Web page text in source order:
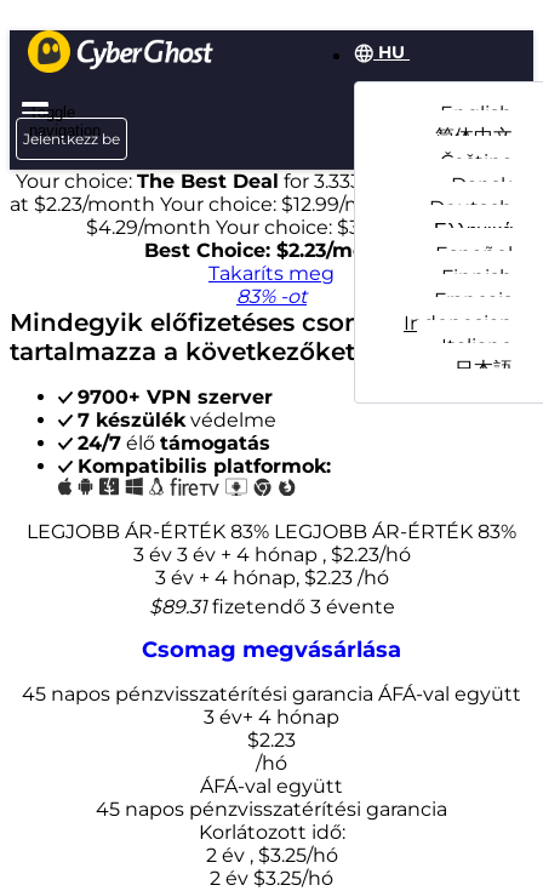
HU
English
简体中文
Čeština
Dansk
Deutsch
Ελληνικά
Español
Finnish
Français
Indonesian
Italiano
日本語
Toggle
navigation
Jelentkezz be
Your choice: The Best Deal for 3.3333333333333-years
at $2.23/month Your choice: $12.99/month
Your choice:
$4.29/month Your choice: $3.25
/month
Best Choice: $2.23/month
Takaríts meg
83% -ot
Mindegyik előfizetéses csomag
tartalmazza a következőket:
9700+ VPN szerver
7 készülék védelme
24/7 élőtámogatás
Kompatibilis platformok:
LEGJOBB ÁR-ÉRTÉK 83% LEGJOBB ÁR-ÉRTÉK 83%
3 év 3 év + 4 hónap , $2.23/hó
3 év+ 4 hónap, $2.23 /hó
$89.31fizetendő 3 évente
Csomag megvásárlása
45 napos pénzvisszatérítési garancia ÁFÁ-val együtt
3 év+ 4 hónap
$2.23
/hó
ÁFÁ-val együtt
45 napos pénzvisszatérítési garancia
Korlátozott idő:
2 év , $3.25/hó
2 év $3.25/hó